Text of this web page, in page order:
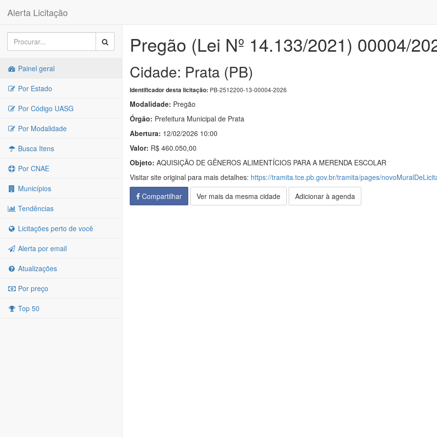
Alerta Licitação
Painel geral
Por Estado
Por Código UASG
Por Modalidade
Busca Itens
Por CNAE
Municípios
Tendências
Licitações perto de você
Alerta por email
Atualizações
Por preço
Top 50
Pregão (Lei Nº 14.133/2021) 00004/
Cidade: Prata (PB)
Identificador desta licitação: PB-2512200-13-00004-2026
Modalidade: Pregão
Órgão: Prefeitura Municipal de Prata
Abertura: 12/02/2026 10:00
Valor: R$ 460.050,00
Objeto: AQUISIÇÃO DE GÊNEROS ALIMENTÍCIOS PARA A MERENDA ESCOLAR
Visitar site original para mais detalhes: https://tramita.tce.pb.gov.br/tramita/pages/
Compartilhar
Ver mais da mesma cidade Adicionar à agenda